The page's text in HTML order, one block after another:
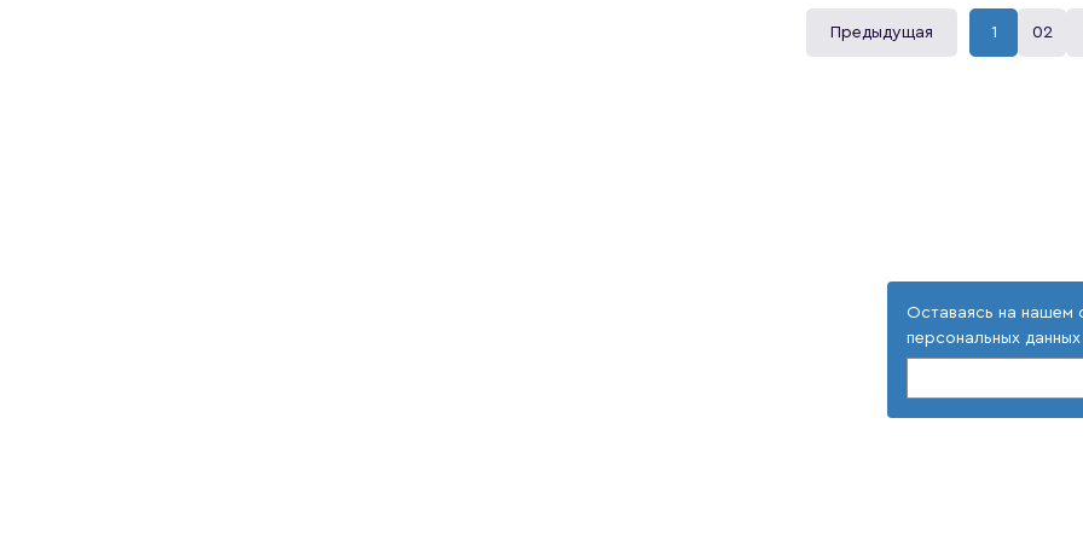
меры борьбы с потерями нефтепродуктов в
регенерации отработанных нефтепродуктов.
топлива.Впервые излагаются вопросы
Предыдущая 1 02
Оставаясь на нашем
персональных данных